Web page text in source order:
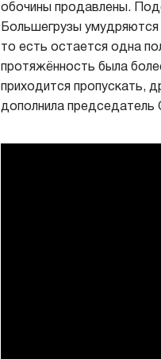
обочины продавлены.
Большегрузы
то есть остается одна
протяжённость была
приходится пропускать,
дополнила председатель